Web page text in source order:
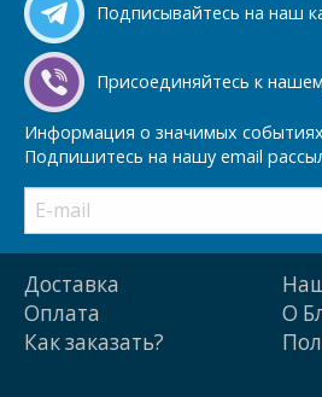
Подписывайтесь на наш
Присоединяйтесь к
Информация о значимых
Подпишитесь на нашу email
Доставка
Оплата
Как заказать?
О